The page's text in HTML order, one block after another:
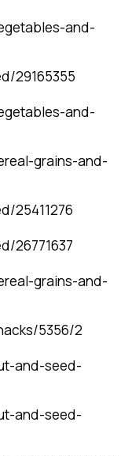
and-
29165355
and-
grains-and-
25411276
26771637
grains-and-
5356/2
and-seed-
and-seed-